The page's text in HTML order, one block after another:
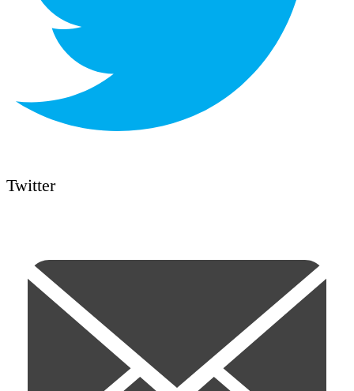
Twitter